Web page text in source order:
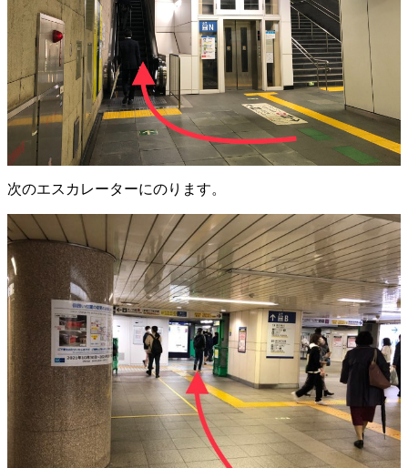
次のエスカレーターにのります。